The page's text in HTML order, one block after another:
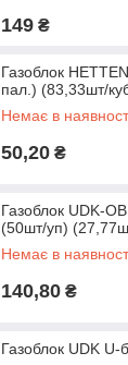
149 ₴
Газоблок
пал.) (83,33шт/
Немає в
50,20 ₴
Газоблок UDK-
(50шт/уп)
Немає в
140,80 ₴
Газоблок UDK